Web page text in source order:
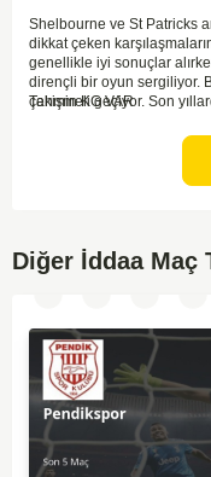
Shelbourne ve St Patricks
dikkat çeken
genellikle iyi sonuçlar
dirençli bir oyun sergiliyor.
çekişmeli geçiyor. Son
bozulmayabilir ancak her
İki tarafın da savunmada
Tahmin KG VAR
Diğer İddaa Maç